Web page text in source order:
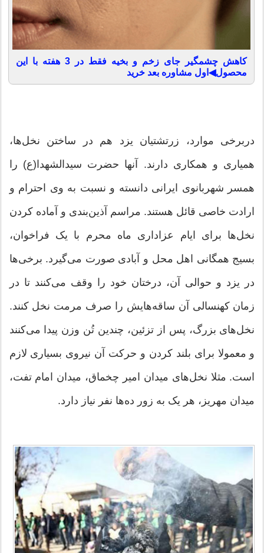
کاهش چشمگیر جای زخم و بخیه فقط در 3 هفته با این
محصول◀اول مشاوره بعد خرید
دربرخی موارد، زرتشتیان یزد هم در ساختن نخل‌ها،
همیاری و همکاری دارند. آنها حضرت سیدالشهدا(ع) را
همسر شهربانوی ایرانی دانسته و نسبت به وی احترام و
ارادت خاصی قائل هستند. مراسم آذین‌بندی و آماده کردن
نخل‌ها برای ایام عزاداری ماه محرم با یک فراخوان،
بسیج همگانی اهل محل و آبادی صورت می‌گیرد. برخی‌ها
در یزد و حوالی آن، درختان خود را وقف می‌کنند تا در
زمان کهنسالی آن ساقه‌هایش را صرف مرمت نخل کنند.
نخل‌های بزرگ، پس از تزئین، چندین تُن وزن پیدا می‌کنند
و معمولا برای بلند کردن و حرکت آن نیروی بسیاری لازم
است. مثلا نخل‌های میدان امیر چخماق، میدان امام تفت،
میدان مهریز، هر یک به زور ده‌ها نفر نیاز دارد.